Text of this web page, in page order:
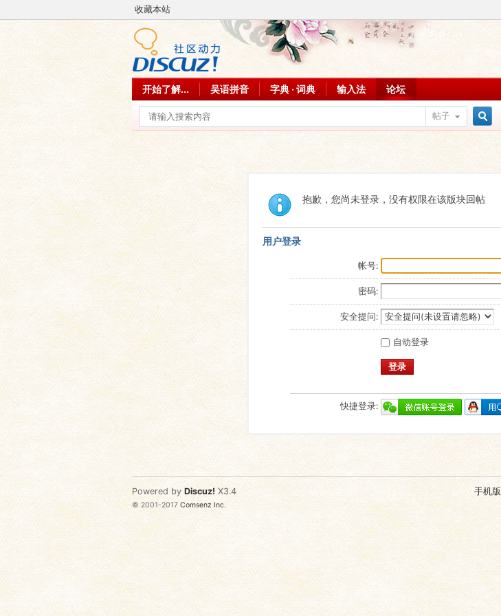
收藏本站
开始了解... 吴语拼音 字典 · 词典 输入法 论坛
帖子
索
抱歉，您尚未登录，没有权限在该版块回帖
用户登录
帐号:
密码:
安全提问:
自动登录
登录
快捷登录:
手机版
Powered by Discuz! X3.4
© 2001-2017Comsenz Inc.